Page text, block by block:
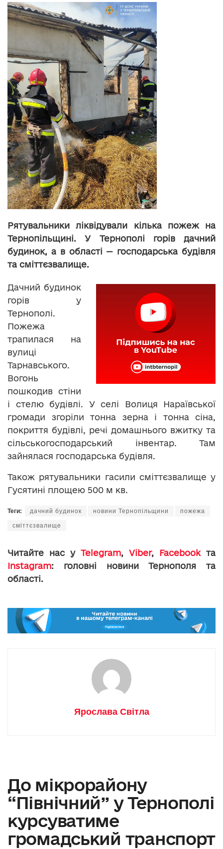
Рятувальники ліквідували кілька пожеж на
Тернопільщині. У Тернополі горів дачний
будинок, а в області — господарська будівля
та сміттєзвалище.
Дачний будинок
горів у
Тернополі.
Пожежа
трапилася на
вулиці
Тарнавського.
Вогонь
пошкодив стіни
і стелю будівлі. У селі Волиця Нараївської
громади згоріли тонна зерна і тонна сіна,
покриття будівлі, речі домашнього вжитку та
сільськогосподарський інвентар. Там
зайнялася господарська будівля.
Також рятувальники гасили сміттєзвалище у
Гусятині площею 500 м кв.
Теги: дачний будинок новини Тернопільщини пожежа
сміттєзвалище
Читайте нас у Telegram, Viber, Facebookта
Instagram: головні новини Тернополя та
області.
Ярослава Світла
До мікрорайону
“Північний” у Тернополі
курсуватиме
громадський транспорт